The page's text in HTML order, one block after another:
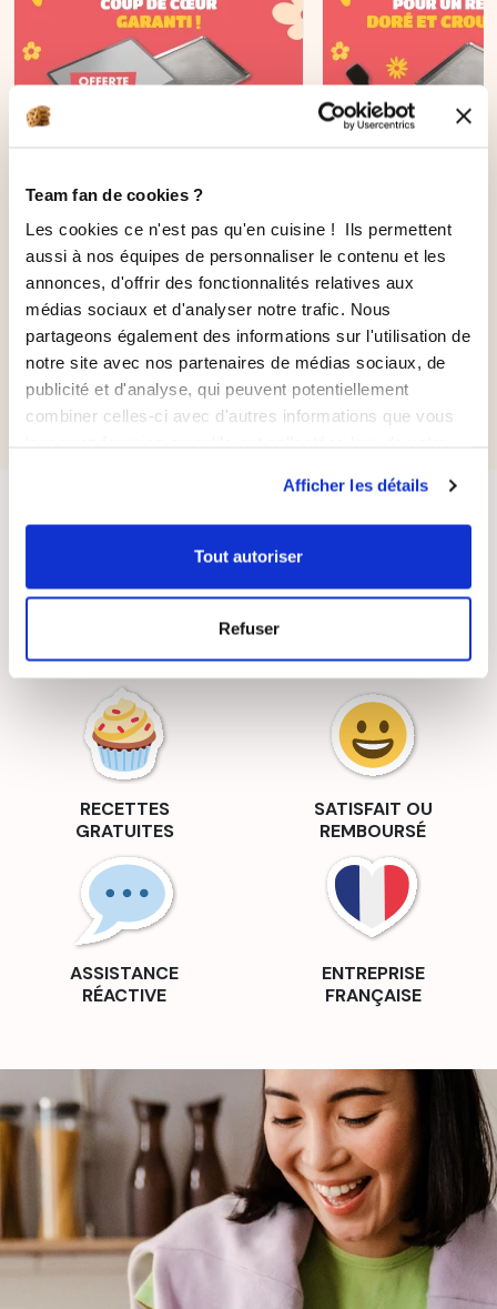
Team fan de cookies ?
Les cookies ce n'est pas qu'en cuisine ! Ils permettent
aussi à nos équipes de personnaliser le contenu et les
annonces, d'offrir des fonctionnalités relatives aux
médias sociaux et d'analyser notre trafic. Nous
partageons également des informations sur l'utilisation de
notre site avec nos partenaires de médias sociaux, de
publicité et d'analyse, qui peuvent potentiellement
combiner celles-ci avec d'autres informations que vous
Afficher les détails
Tout autoriser
Refuser
Les incontournables :
Moule 5 cakes longs
Ohra®
87avis
131,70 €
112,70 €
OFFRE
83,60 €
73,70 €
SUIVIE
SÉCURISÉ
RECETTES
GRATUITES
SATISFAIT OU
REMBOURSÉ
ASSISTANCE
RÉACTIVE
ENTREPRISE
FRANÇAISE